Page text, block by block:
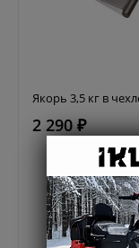
Якорь 3,5 кг в
2 290 ₽